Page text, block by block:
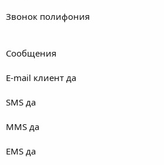
Звонок полифония
Сообщения
E-mail клиент да
SMS да
MMS да
EMS да